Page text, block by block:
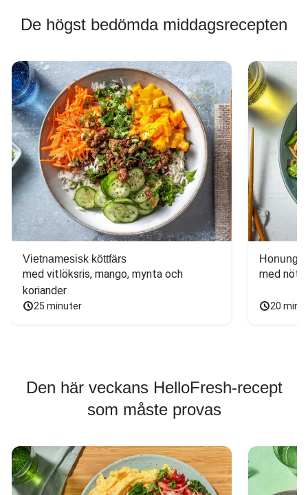
De högst bedömda middagsrecepten
Vietnamesisk köttfärs
med vitlöksris, mango, mynta och
koriander
25 minuter
med
20
Den här veckans HelloFresh-recept
som måste provas